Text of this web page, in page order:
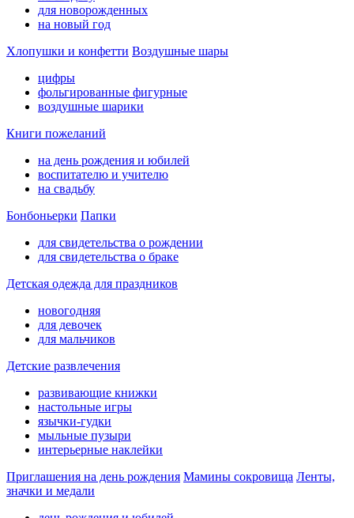
для новорожденных
на новый год
Хлопушки и конфетти Воздушные шары
цифры
фольгированные фигурные
воздушные шарики
Книги пожеланий
на день рождения и юбилей
воспитателю и учителю
на свадьбу
Бонбоньерки Папки
для свидетельства о рождении
для свидетельства о браке
Детская одежда для праздников
новогодняя
для девочек
для мальчиков
Детские развлечения
развивающие книжки
настольные игры
язычки-гудки
мыльные пузыри
интерьерные наклейки
Приглашения на день рождения Мамины сокровища Ленты,
значки и медали